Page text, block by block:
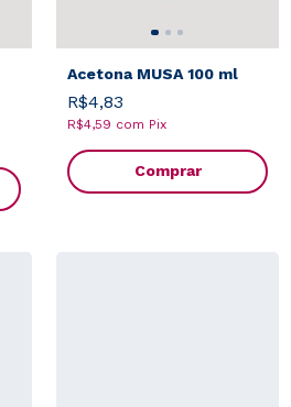
Acetona MUSA 100 ml
R$4,83
R$4,59 com Pix
Comprar